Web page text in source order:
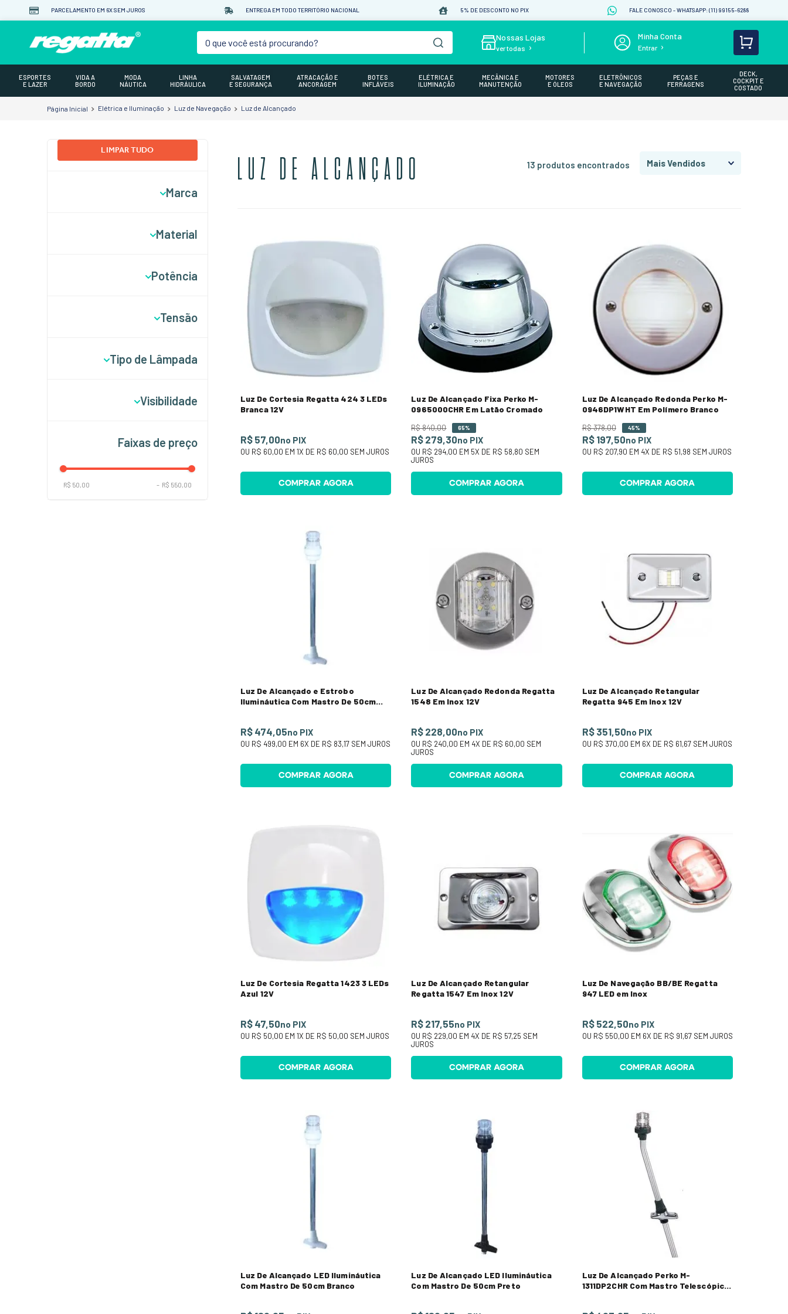
PARCELAMENTO EM 6X SEM JUROS ENTREGA EM TODO TERRITÓRIO NACIONAL 5% DE DESCONTO NO PIX FALE CONOSCO - WHATSAPP: (11) 99155-6288
O que você está procurando? Nossas Lojas
ver todas Entrar
ESPORTES
E LAZER
VIDA A
BORDO
MODA
NÁUTICA
LINHA
HIDRÁULICA
SALVATAGEM
E SEGURANÇA
ATRACAÇÃO E
ANCORAGEM
BOTES
INFLÁVEIS
ELÉTRICA E
ILUMINAÇÃO
MECÂNICA E
MANUTENÇÃO
MOTORES
E ÓLEOS
ELETRÔNICOS
E NAVEGAÇÃO
PEÇAS E
FERRAGENS
DECK,
COCKPIT E
COSTADO
Elétrica e Iluminação Luz de Navegação Luz de Alcançado
Marca
Material
Polímero
Potência
Tensão
Tipo de Lâmpada
Visibilidade
3 Milhas NáuticasFaixas de preço
R$ 50,00 – R$ 550,00
LIMPAR TUDO
LUZ DE ALCANÇADO 13 produtos Mais Vendidos
Luz De Cortesia Regatta 424 3 LEDs
Branca 12V
R$ 57,00no PIX
OU R$ 60,00 EM 1X DE R$ 60,00 SEM JUROS
COMPRAR AGORA
Luz De Alcançado Fixa Perko M-
0965000CHR Em Latão Cromado
R$840,00 65%
R$ 279,30no PIX
OU R$ 294,00 EM 5X DE R$ 58,80 SEM
JUROS
COMPRAR AGORA
Luz De Alcançado Redonda Perko M-
0946DP1WHT Em Polímero Branco
R$378,00 45%
R$ 197,50no PIX
OU R$ 207,90 EM 4X DE R$ 51,98 SEM JUROS
COMPRAR AGORA
Luz De Alcançado e Estrobo
Ilumináutica Com Mastro De 50cm
R$ 474,05no PIX
OU R$ 499,00 EM 6X DE R$ 83,17 SEM JUROS
COMPRAR AGORA
Luz De Alcançado Redonda Regatta
1548 Em Inox 12V
R$ 228,00no PIX
OU R$ 240,00 EM 4X DE R$ 60,00 SEM
JUROS
COMPRAR AGORA
Luz De Alcançado Retangular
Regatta 945 Em Inox 12V
R$ 351,50no PIX
OU R$ 370,00 EM 6X DE R$ 61,67SEM JUROS
COMPRAR AGORA
Luz De Cortesia Regatta 1423 3 LEDs
Azul 12V
R$ 47,50no PIX
OU R$ 50,00 EM 1X DE R$ 50,00 SEM JUROS
COMPRAR AGORA
Luz De Alcançado Retangular
Regatta 1547 Em Inox 12V
R$ 217,55no PIX
OU R$ 229,00 EM 4X DE R$ 57,25 SEM
JUROS
COMPRAR AGORA
Luz De Navegação BB/BE Regatta
947 LED em Inox
R$ 522,50no PIX
OU R$ 550,00 EM 6X DE R$ 91,67SEM JUROS
COMPRAR AGORA
Luz De Alcançado LED Ilumináutica
Com Mastro De 50cm Branco
Luz De Alcançado LED Ilumináutica
Com Mastro De 50cm Preto
Luz De Alcançado Perko M-
1311DP2CHR Com Mastro Telescópico